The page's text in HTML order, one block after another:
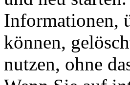
Informationen,
können,
nutzen, ohne